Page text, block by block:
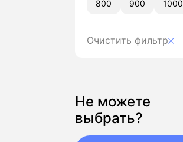
800 900 1000
Очистить фильтр
Не можете
выбрать?